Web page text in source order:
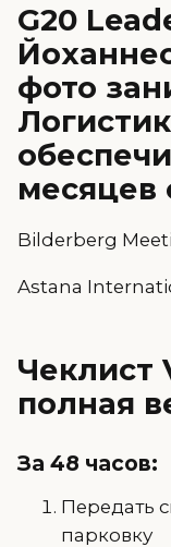
G20
фото
месяцев
Bilderberg
Astana
Чеклист
полная
За 48 часов:
Передать
парковку